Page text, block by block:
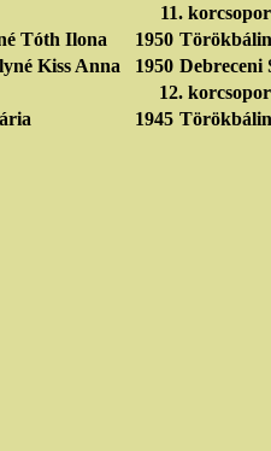
11.
Tóth Ilona 1950
Kiss Anna 1950 Debreceni
12.
1945